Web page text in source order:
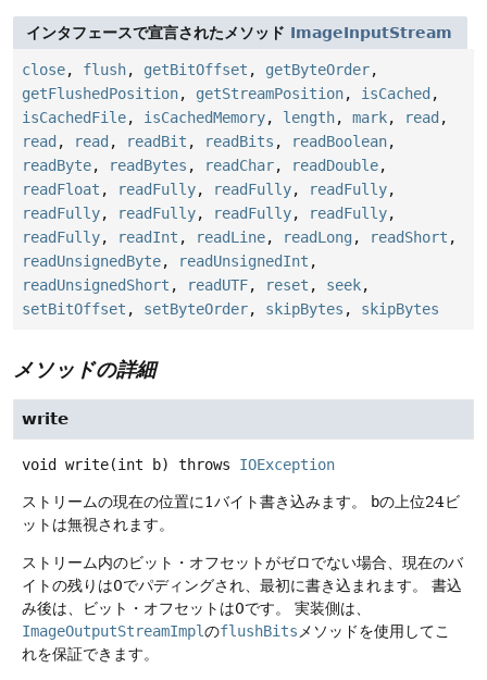
インタフェースで宣言されたメソッド ImageInputStream
close, flush, getBitOffset , getByteOrder,
getFlushedPosition, getStreamPosition, isCached ,
isCachedFile, isCachedMemory, length, mark, read ,
read , read , readBit , readBits , readBoolean,
readByte, readBytes , readChar, readDouble,
readFloat , readFully, readFully, readFully,
readFully, readFully, readFully, readFully,
readFully, readInt , readLine, readLong , readShort ,
readUnsignedByte, readUnsignedInt ,
readUnsignedShort , readUTF, reset , seek,
setBitOffset , setByteOrder, skipBytes , skipBytes
メソッドの詳細
write
void write(int b) throws IOException
ストリームの現在の位置に1バイト書き込みます。 bの上位24ビ
ットは無視されます。
ストリーム内のビット・オフセットがゼロでない場合、現在のバ
イトの残りは0でパディングされ、最初に書き込まれます。
書込
み後は、ビット・オフセットは0です。
実装側は、
ImageOutputStreamImplのflushBits メソッドを使用してこ
れを保証できます。